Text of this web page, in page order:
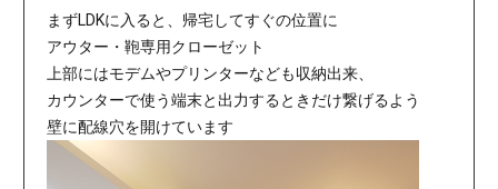
まずLDKに入ると、帰宅してすぐの位置に
アウター・鞄専用クローゼット
上部にはモデムやプリンターなども収納出来、
カウンターで使う端末と出力するときだけ繋げるよう
壁に配線穴を開けています